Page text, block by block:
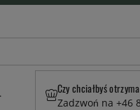
Czy chciałbyś
Zadzwoń na +46